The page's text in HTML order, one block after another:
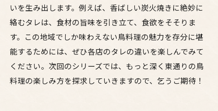
いを生み出します。例えば、香ばしい炭火焼きに絶妙に
絡むタレは、食材の旨味を引き立て、食欲をそそりま
す。この地域でしか味わえない鳥料理の魅力を存分に堪
能するためには、ぜひ各店のタレの違いを楽しんでみて
ください。次回のシリーズでは、もっと深く東通りの鳥
料理の楽しみ方を探求していきますので、乞うご期待！